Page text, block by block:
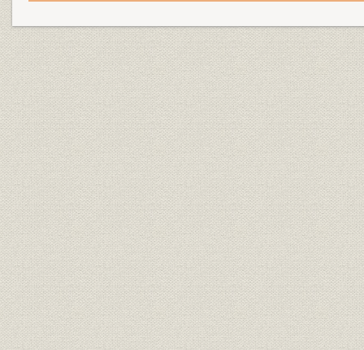
業計画
財務・業績;資金 損益計画および資金計画 [昭和23年
売上;関係会社 北海農林の売上構成
昭和24年
(1950年)3
売上;関係会社 九州農林の売上構成
昭和24年
(1950年)3
生産 別子鉱山の生産量の推移
昭和20年
(1955年)